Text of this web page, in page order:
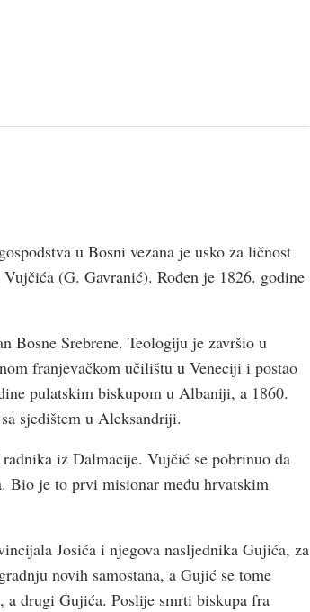
u Bosni vezana je usko za ličnost
(G. Gavranić). Rođen je 1826. godine
Bosne Srebrene. Teologiju je završio u
franjevačkom učilištu u Veneciji i postao
pulatskim biskupom u Albaniji, a 1860.
sjedištem u Aleksandriji.
iz Dalmacije. Vujčić se pobrinuo da
Bio je to prvi misionar među hrvatskim
Josića i njegova nasljednika Gujića, za
novih samostana, a Gujić se tome
drugi Gujića. Poslije smrti biskupa fra